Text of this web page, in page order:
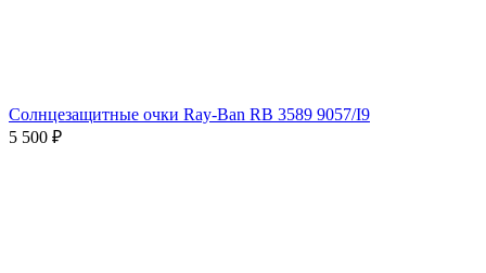
Солнцезащитные очки Ray-Ban RB 3589 9057/I9
5 500 ₽